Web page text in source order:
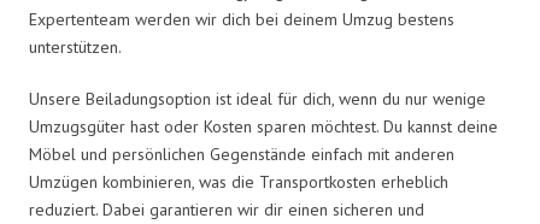
Expertenteam werden wir dich bei deinem Umzug bestens
unterstützen.
Unsere Beiladungsoption ist ideal für dich, wenn du nur wenige
Umzugsgüter hast oder Kosten sparen möchtest. Du kannst deine
Möbel und persönlichen Gegenstände einfach mit anderen
Umzügen kombinieren, was die Transportkosten erheblich
reduziert. Dabei garantieren wir dir einen sicheren und